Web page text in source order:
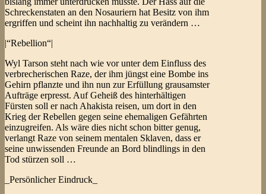
Schreckenstaten an den Nosauriern hat Besitz von ihm
ergriffen und scheint ihn nachhaltig zu verändern …
|“Rebellion“|
Wyl Tarson steht nach wie vor unter dem Einfluss des
verbrecherischen Raze, der ihm jüngst eine Bombe ins
Gehirn pflanzte und ihn nun zur Erfüllung grausamster
Aufträge erpresst. Auf Geheiß des hinterhältigen
Fürsten soll er nach Ahakista reisen, um dort in den
Krieg der Rebellen gegen seine ehemaligen Gefährten
einzugreifen. Als wäre dies nicht schon bitter genug,
verlangt Raze von seinem mentalen Sklaven, dass er
seine unwissenden Freunde an Bord blindlings in den
Tod stürzen soll …
_Persönlicher Eindruck_